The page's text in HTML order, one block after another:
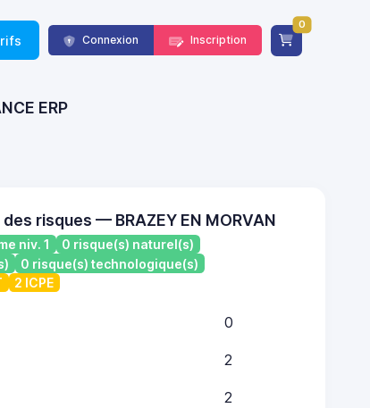
Connexion Inscription
0
ERP
risques — BRAZEY EN MORVAN
niv. 1
0 risque(s) naturel(s)
0 risque(s) technologique(s)
2 ICPE
0
2
2